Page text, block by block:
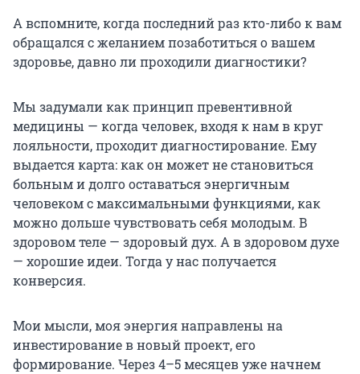
А вспомните, когда последний раз кто-либо к вам
обращался с желанием позаботиться о вашем
здоровье, давно ли проходили диагностики?
Мы задумали как принцип превентивной
медицины — когда человек, входя к нам в круг
лояльности, проходит диагностирование. Ему
выдается карта: как он может не становиться
больным и долго оставаться энергичным
человеком с максимальными функциями, как
можно дольше чувствовать себя молодым. В
здоровом теле — здоровый дух. А в здоровом духе
— хорошие идеи. Тогда у нас получается
конверсия.
Мои мысли, моя энергия направлены на
инвестирование в новый проект, его
формирование. Через 4–5 месяцев уже начнем